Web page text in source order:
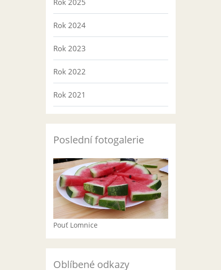
Rok 2024
Rok 2023
Rok 2022
Rok 2021
Poslední fotogalerie
Pouť Lomnice
Oblíbené odkazy